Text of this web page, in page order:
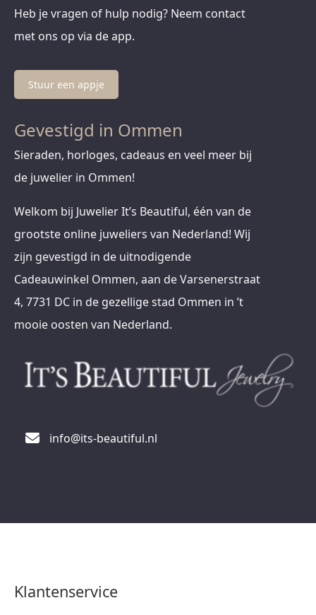
Heb je vragen of hulp nodig? Neem contact
met ons op via de app.
Stuur een appje
Gevestigd in Ommen
Sieraden, horloges, cadeaus en veel meer bij
de juwelier in Ommen!
Welkom bij Juwelier It’s Beautiful, één van de
grootste online juweliers van Nederland! Wij
zijn gevestigd in de uitnodigende
Cadeauwinkel Ommen, aan de Varsenerstraat
4, 7731 DC in de gezellige stad Ommen in ’t
mooie oosten van Nederland.
info@its-beautiful.nl
Klantenservice